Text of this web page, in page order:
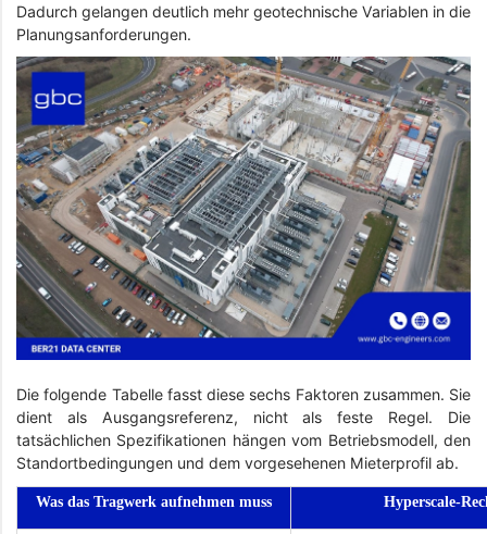
Dadurch gelangen deutlich mehr geotechnische Variablen in die
Planungsanforderungen.
Die folgende Tabelle fasst diese sechs Faktoren zusammen. Sie
dient als Ausgangsreferenz, nicht als feste Regel. Die
tatsächlichen Spezifikationen hängen vom Betriebsmodell, den
Standortbedingungen und dem vorgesehenen Mieterprofil ab.
Was das Tragwerk aufnehmen muss Hyperscale-